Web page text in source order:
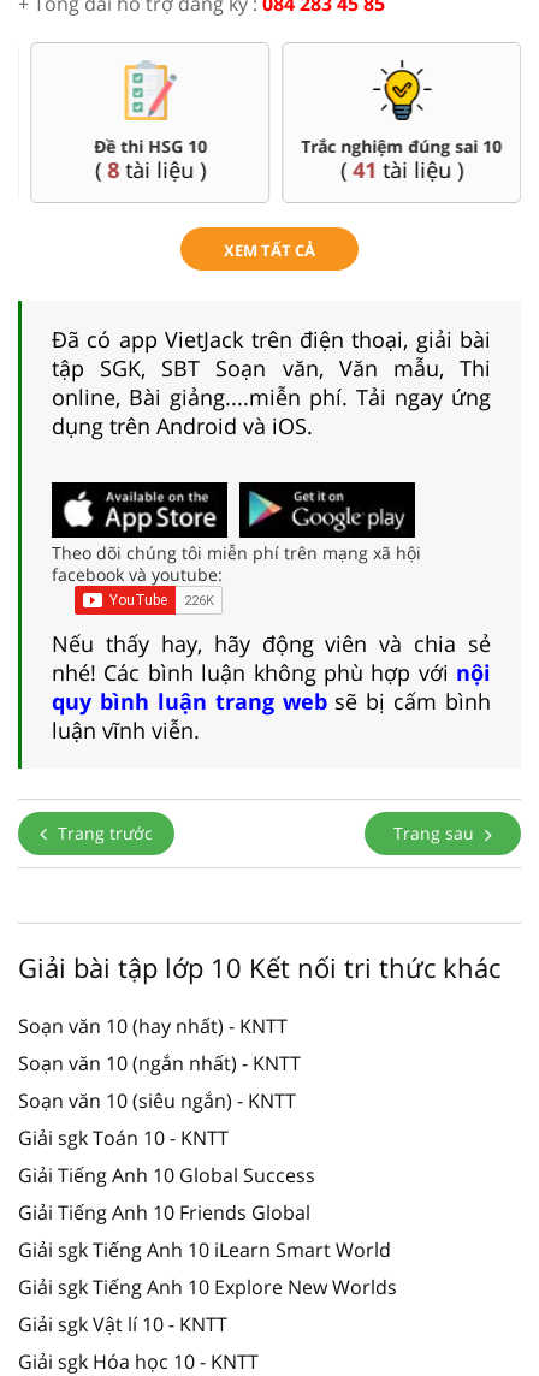
Đề thi HSG 10
8tài liệu )
Trắc nghiệm đúng sai 10
41tài liệu )
XEM TẤT CẢ
Đã có app VietJack trên điện thoại, giải bài
tập SGK, SBT Soạn văn, Văn mẫu, Thi
online, Bài giảng....miễn phí. Tải ngay ứng
dụng trên Android và iOS.
Theo dõi chúng tôi miễn phí trên mạng xã hội
facebook và youtube:
Nếu thấy hay, hãy động viên và chia sẻ
nhé! Các bình luận không phù hợp với nội
quy bình luận trang websẽ bị cấm bình
luận vĩnh viễn.
Trang trước Trang sau
Giải bài tập lớp 10 Kết nối tri thức khác
Soạn văn 10 (hay nhất) - KNTT
Soạn văn 10 (ngắn nhất) - KNTT
Soạn văn 10 (siêu ngắn) - KNTT
Giải sgk Toán 10 - KNTT
Giải Tiếng Anh 10 Global Success
Giải Tiếng Anh 10 Friends Global
Giải sgk Tiếng Anh 10 iLearn Smart World
Giải sgk Tiếng Anh 10 Explore New Worlds
Giải sgk Vật lí 10 - KNTT
Giải sgk Hóa học 10 - KNTT